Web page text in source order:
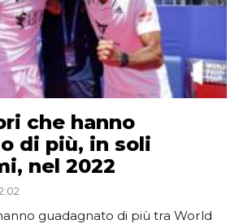
che hanno
di più, in soli
nel 2022
guadagnato di più tra World